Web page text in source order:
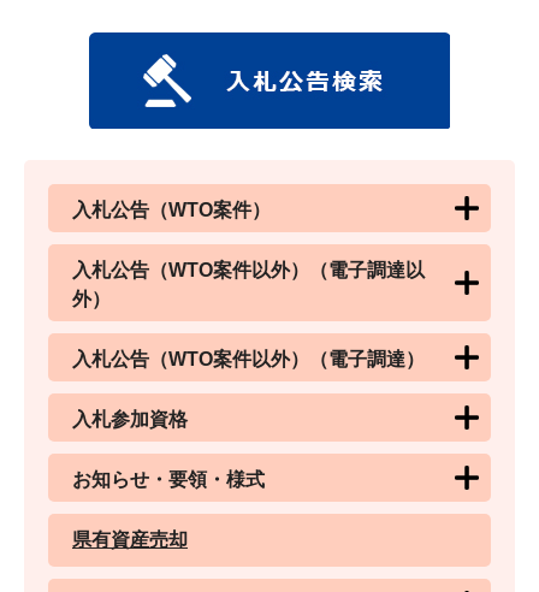
入札公告（WTO案件）
入札公告（WTO案件以外）（電子調達以
外）
入札公告（WTO案件以外）（電子調達）
入札参加資格
お知らせ・要領・様式
県有資産売却